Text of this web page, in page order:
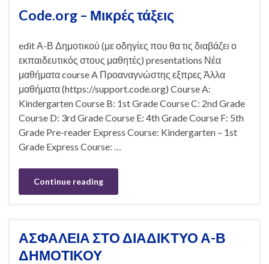
Code.org – Μικρές τάξεις
edit Α-Β Δημοτικού (με οδηγίες που θα τις διαβάζει ο
εκπαιδευτικός στους μαθητές) presentations Νέα
μαθήματα course A Προαναγνώστης εξπρες Άλλα
μαθήματα (https://support.code.org) Course A:
Kindergarten Course B: 1st Grade Course C: 2nd Grade
Course D: 3rd Grade Course E: 4th Grade Course F: 5th
Grade Pre-reader Express Course: Kindergarten – 1st
Grade Express Course: …
Continue reading
ΑΣΦΑΛΕΙΑ ΣΤΟ ΔΙΑΔΙΚΤΥΟ Α-Β
ΔΗΜΟΤΙΚΟΥ